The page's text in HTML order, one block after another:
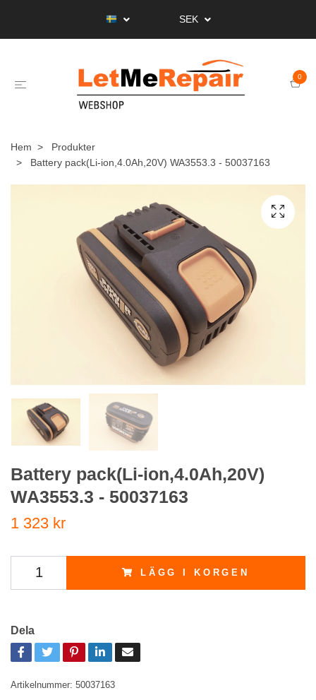
SEK
0
Hem
Produkter
Battery pack(Li-ion,4.0Ah,20V) WA3553.3 - 50037163
Battery pack(Li-ion,4.0Ah,20V)
WA3553.3 - 50037163
1 323 kr
LÄGG I KORGEN
Dela
Artikelnummer: 50037163